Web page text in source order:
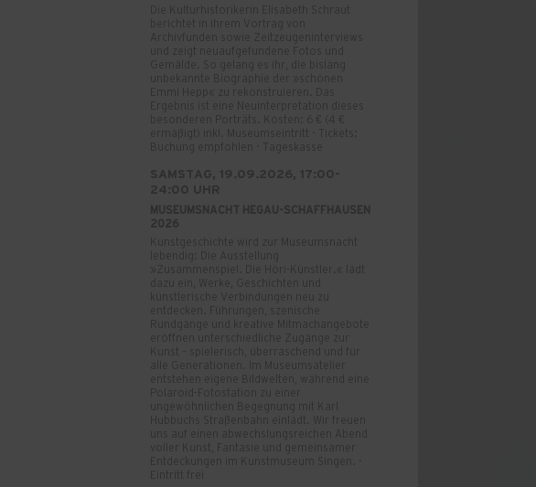
Die Kulturhistorikerin Elisabeth Schraut
berichtet in ihrem Vortrag von
Archivfunden sowie Zeitzeugeninterviews
und zeigt neuaufgefundene Fotos und
Gemälde. So gelang es ihr, die bislang
unbekannte Biographie der »schönen
Emmi Hepp« zu rekonstruieren. Das
Ergebnis ist eine Neuinterpretation dieses
besonderen Porträts. Kosten: 6 € (4 €
ermäßigt) inkl. Museumseintritt · Tickets:
Buchung empfohlen · Tageskasse
MUSEUMSNACHT HEGAU-SCHAFFHAUSEN
2026
Kunstgeschichte wird zur Museumsnacht
lebendig: Die Ausstellung
»Zusammenspiel. Die Höri-Künstler.« lädt
dazu ein, Werke, Geschichten und
künstlerische Verbindungen neu zu
entdecken. Führungen, szenische
Rundgänge und kreative Mitmachangebote
eröffnen unterschiedliche Zugänge zur
Kunst – spielerisch, überraschend und für
alle Generationen. Im Museumsatelier
entstehen eigene Bildwelten, während eine
Polaroid-Fotostation zu einer
ungewöhnlichen Begegnung mit Karl
Hubbuchs Straßenbahn einlädt. Wir freuen
uns auf einen abwechslungsreichen Abend
voller Kunst, Fantasie und gemeinsamer
Entdeckungen im Kunstmuseum Singen. ·
Eintritt frei